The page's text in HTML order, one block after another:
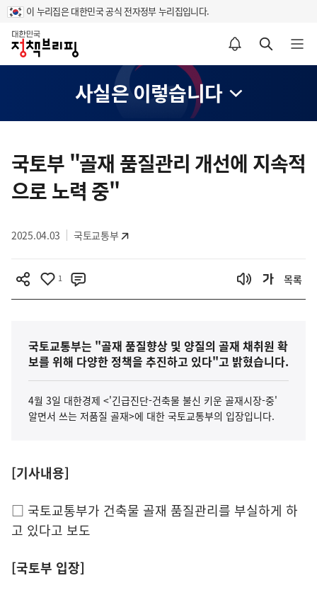
이 누리집은 대한민국 공식 전자정부 누리집입니다.
홈
알림설정 바로가기 검색 바로가기 메뉴 열기
사실은 이렇습니다
텐
츠
영
국토부 "골재 품질관리 개선에 지속적
으로 노력 중"
2025.04.03 국토교통부
1 목록
국토교통부는 "골재 품질향상 및 양질의 골재 채취원 확
보를 위해 다양한 정책을 추진하고 있다"고 밝혔습니다.
4월 3일 대한경제 <'긴급진단-건축물 불신 키운 골재시장-중'
알면서 쓰는 저품질 골재>에 대한 국토교통부의 입장입니다.
[기사내용]
□ 국토교통부가 건축물 골재 품질관리를 부실하게 하
고 있다고 보도
[국토부 입장]